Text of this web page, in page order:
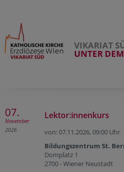
VIKARIAT
UNTER
07.
November
2026
Lektor:innenkurs
von: 07.11.2026,09:00 Uhr
Bildungszentrum St.
Domplatz 1
2700 - Wiener Neustadt